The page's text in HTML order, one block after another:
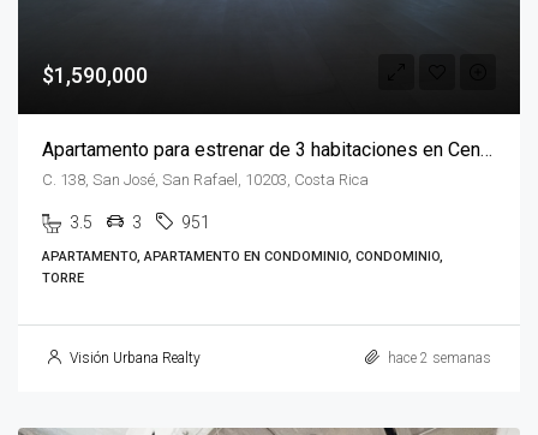
$1,590,000
Apartamento para estrenar de 3 habitaciones en Central Park
C. 138, San José, San Rafael, 10203, Costa Rica
3.5 3 951
APARTAMENTO, APARTAMENTO EN CONDOMINIO, CONDOMINIO,
TORRE
Visión Urbana Realty hace 2 semanas